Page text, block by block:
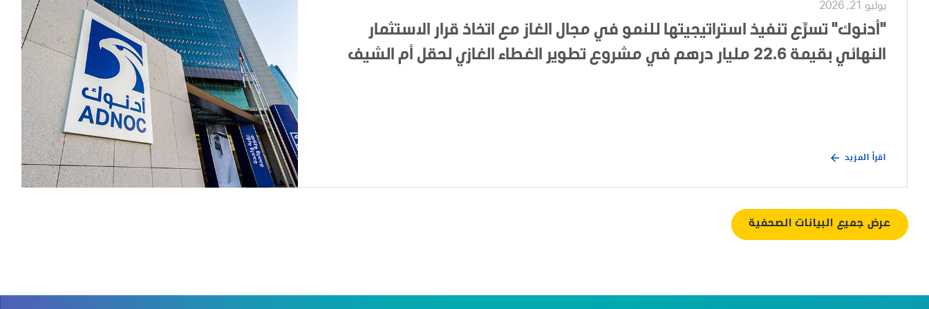
يوليو 21, 2026
"أدنوك" تسرِّع تنفيذ استراتيجيتها للنمو في مجال الغاز مع اتخاذ قرار الاستثمار
النهائي بقيمة 22.6 مليار درهم في مشروع تطوير الغطاء الغازي لحقل أم الشيف
اقرأ المزيد
عرض جميع البيانات الصحفية